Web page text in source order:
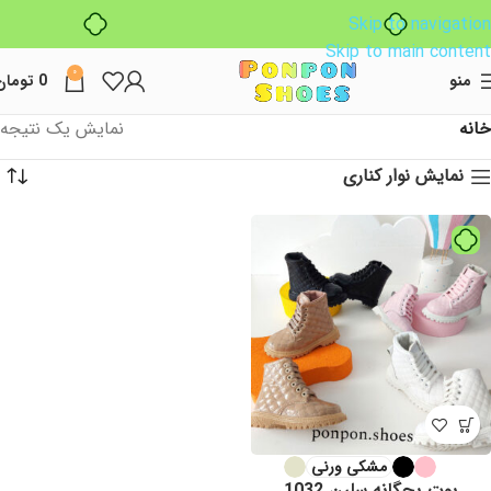
Skip to navigation
Skip to main content
منو 0
0
خانه
نمایش یک نتیجه
نمایش نوار کناری
مشکی ورنی